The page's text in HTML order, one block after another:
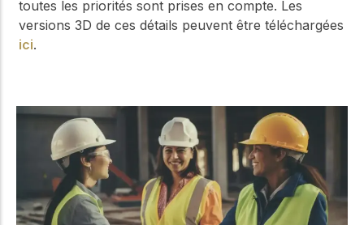
toutes les priorités sont prises en compte. Les
versions 3D de ces détails peuvent être téléchargées
ici.